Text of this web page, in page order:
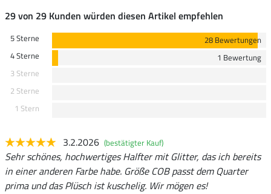
29 von 29 Kunden würden diesen Artikel empfehlen
5 Sterne
28 Bewertungen
4 Sterne
1 Bewertung
3 Sterne
2 Sterne
1 Stern
3.2.2026 (bestätigter Kauf)
Sehr schönes, hochwertiges Halfter mit Glitter, das ich bereits
in einer anderen Farbe habe. Größe COB passt dem Quarter
prima und das Plüsch ist kuschelig. Wir mögen es!